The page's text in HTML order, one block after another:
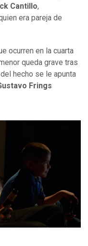
Cantillo,
era pareja de
ocurren en la cuarta
queda grave tras
hecho se le apunta
Frings